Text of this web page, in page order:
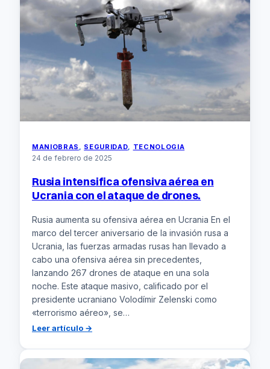
del
Ejército
israelí
reafirma
continuidad
de
la
guerra
misión
no
sido
completada’
MANIOBRAS SEGURIDAD TECNOLOGIA
24 de febrero de 2025
Rusia intensifica ofensiva aérea en
Ucrania con el ataque de drones.
Rusia aumenta su ofensiva aérea en Ucrania En el
marco del tercer aniversario de la invasión rusa a
Ucrania, las fuerzas armadas rusas han llevado a
cabo una ofensiva aérea sin precedentes,
lanzando 267 drones de ataque en una sola
noche. Este ataque masivo, calificado por el
presidente ucraniano Volodímir Zelenski como
«terrorismo aéreo», se…
Leer artículo →
ofensiva